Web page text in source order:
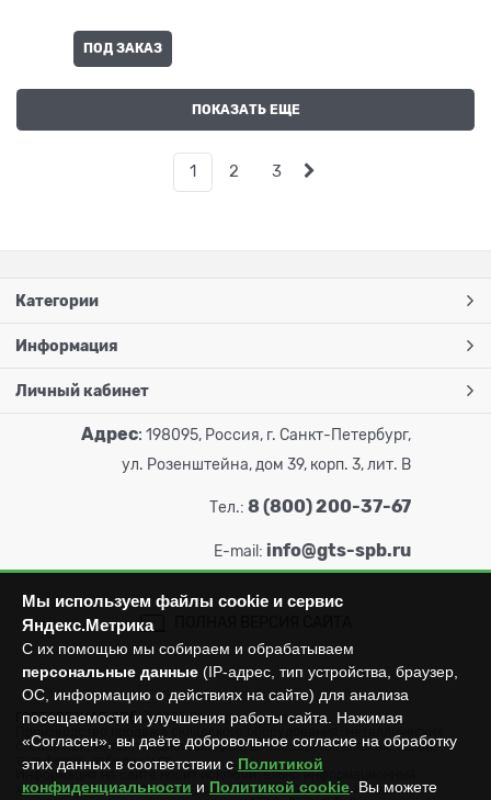
ПОД ЗАКАЗ
ПОКАЗАТЬ ЕЩЕ
1 2 3
Категории
Информация
Личный кабинет
Адрес: 198095, Россия, г. Санкт-Петербург,
ул. Розенштейна, дом 39, корп. 3, лит. В
Тел.: 8 (800) 200-37-67
E-mail: info@gts-spb.ru
ГОРТОРГСНАБ СПб © 2026Все права защищены.
Производство продажа складского оборудования: металлических
стеллажей, металлических шкафов, штабелеров, тележек, талей,
тельферов, лебедок и пр.
Информация на сайте носит исключительно информационный
характер и не может считаться публичной офертой, которая
Мы используем файлы cookie и сервис
Яндекс.Метрика
С их помощью мы собираем и обрабатываем
персональные данные (IP-адрес, тип устройства, браузер,
ОС, информацию о действиях на сайте) для анализа
посещаемости и улучшения работы сайта. Нажимая
«Согласен», вы даёте добровольное согласие на обработку
этих данных в соответствии с Политикой
конфиденциальности и Политикой cookie . Вы можете